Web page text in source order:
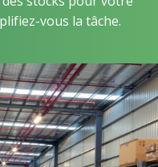
vous la tâche.